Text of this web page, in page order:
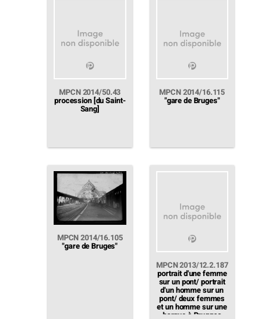
MPCN 2014/50.43
procession [du Saint-
Sang]
MPCN 2014/16.115
"gare de Bruges"
MPCN 2014/16.105
"gare de Bruges"
MPCN 2013/12.2.187
portrait d'une femme
sur un pont/ portrait
d'un homme sur un
pont/ deux femmes
et un homme sur une
barque à Brugges